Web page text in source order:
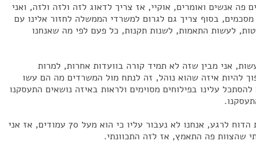
פה אנשים ואומרים, אוקיי, אז צריך לדאוג לזה ולזה ולזה, ואני
בסוף צריך גם לגרום למשרדי הממשלה לחזור אלינו עם
לעשות התאמות, לשנות תקנות, כל פעם לפי מה שאנחנו
אני מבין שזה לא תמיד קורה בוועדות אחרות, למרות
להיות איזה שהוא נוהל, זה לנתח מול המשרדים מה הם עשו
עלינו בפילוחים מסוימים ולראות באיזה נושאים התעסקנו
אני רוצה להראות את הדוח לרגע, אנחנו לא נעבור עליו כי הוא מעל 70 עמודים, אז אני
שהצוות פה התאמץ, אז לזה התכוונתי.